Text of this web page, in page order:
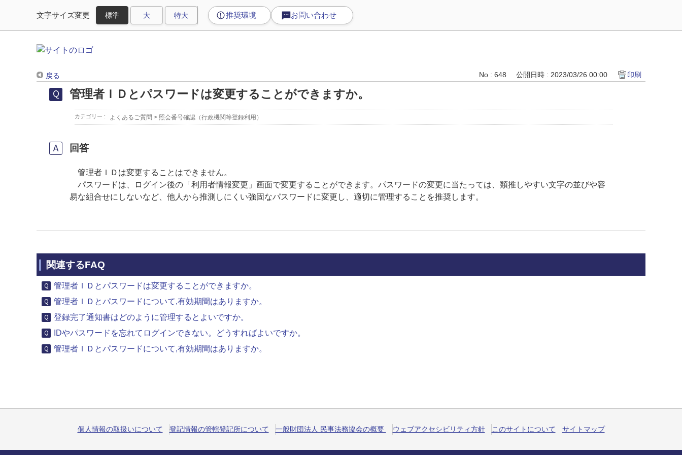
文字サイズ変更 推奨環境 お問い合わせ
戻る No : 648 公開日時 : 2023/03/26 00:00 印刷
管理者ＩＤとパスワードは変更することができますか。
カテゴリー : よくあるご質問 > 照会番号確認（行政機関等登録利用）
回答
管理者ＩＤは変更することはできません。
パスワードは、ログイン後の「利用者情報変更」画面で変更することができます。パスワードの変更に当たっては、類推しやすい文字の並びや容
易な組合せにしないなど、他人から推測しにくい強固なパスワードに変更し、適切に管理することを推奨します。
関連するFAQ
管理者ＩＤとパスワードは変更することができますか。
管理者ＩＤとパスワードについて,有効期間はありますか。
登録完了通知書はどのように管理するとよいですか。
IDやパスワードを忘れてログインできない。どうすればよいですか。
管理者ＩＤとパスワードについて,有効期間はありますか。
個人情報の取扱いについて 登記情報の管轄登記所について 一般財団法人 民事法務協会の概要 ウェブアクセシビリティ方針 このサイトについて サイトマップ